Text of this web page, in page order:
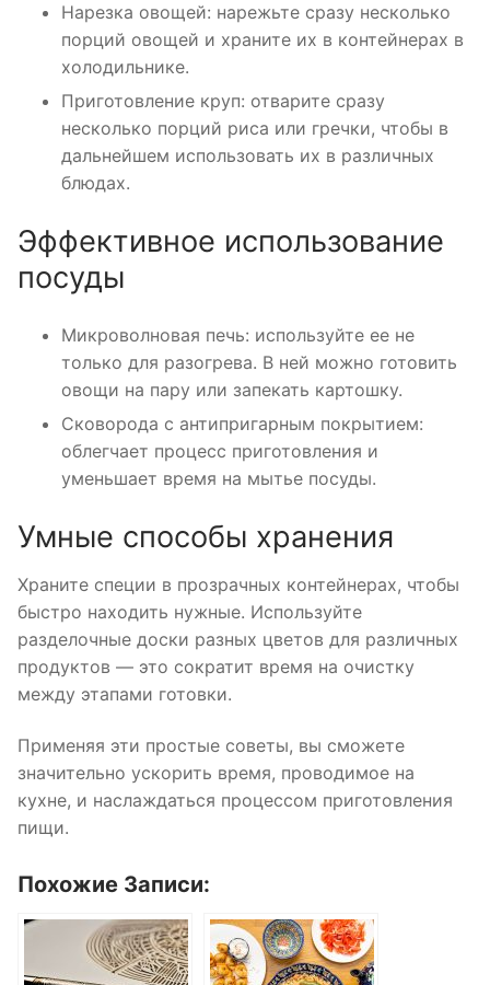
Нарезка овощей: нарежьте сразу несколько
порций овощей и храните их в контейнерах в
холодильнике.
Приготовление круп: отварите сразу
несколько порций риса или гречки, чтобы в
дальнейшем использовать их в различных
блюдах.
Эффективное использование
посуды
Микроволновая печь: используйте ее не
только для разогрева. В ней можно готовить
овощи на пару или запекать картошку.
Сковорода с антипригарным покрытием:
облегчает процесс приготовления и
уменьшает время на мытье посуды.
Умные способы хранения
Храните специи в прозрачных контейнерах, чтобы
быстро находить нужные. Используйте
разделочные доски разных цветов для различных
продуктов — это сократит время на очистку
между этапами готовки.
Применяя эти простые советы, вы сможете
значительно ускорить время, проводимое на
кухне, и наслаждаться процессом приготовления
пищи.
Похожие Записи: